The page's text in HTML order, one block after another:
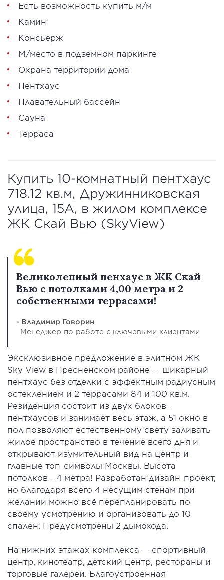
Есть возможность купить м/м
Камин
Консьерж
М/место в подземном паркинге
Охрана территории дома
Пентхаус
Плавательный бассейн
Сауна
Терраса
Купить 10-комнатный пентхаус
718.12 кв.м, Дружинниковская
улица, 15А, в жилом комплексе
ЖК Скай Вью (SkyView)
Великолепный пенхаус в ЖК Скай
Вью с потолками 4,00 метра и 2
собственными террасами!
- Владимир Говорин
Менеджер по работе с ключевыми клиентами
Эксклюзивное предложение в элитном ЖК
Sky View в Пресненском районе — шикарный
пентхаус без отделки с эффектным радиусным
остеклением и 2 террасами 84 и 100 кв.м.
Резиденция состоит из двух блоков-
пентхаусов и занимает весь этаж, а 51 окно в
пол позволяют естественному свету заливать
жилое пространство в течение всего дня и
открывают изумительный вид на центр и
главные топ-символы Москвы. Высота
потолков - 4 метра! Разработан дизайн-проект,
но благодаря всего 4 несущим стенам при
желании можно всё перепланировать по
своему усмотрению и организовать до 10
спален. Предусмотрены 2 дымохода.
На нижних этажах комплекса — спортивный
центр, кинотеатр, детский центр, рестораны и
торговые галереи. Благоустроенная